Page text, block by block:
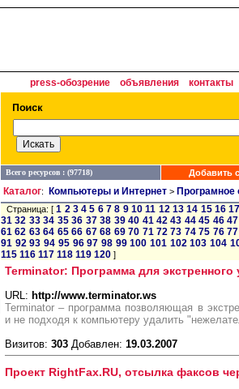
press-обозрение объявления контакты
Всего ресурсов : (97718) Добавить
Каталог: Компьютеры и Интернет > Програмное
Страница: [1 2 3 4 5 6 7 8 9 10 11 12 13 14 15 16
31 32 33 34 35 36 37 38 39 40 41 42 43 44 45 46 47
61 62 63 64 65 66 67 68 69 70 71 72 73 74 75 76 77
91 92 93 94 95 96 97 98 99 100 101 102 103 104
115 116 117 118 119 120 ]
Terminator: Программа для
URL: http://www.terminator.ws
Terminator – программа позволяющая в
и не подходя к компьютеру удалить
Визитов: 303 Добавлен: 19.03.2007
Проект RightFax.RU, отсылка факсов